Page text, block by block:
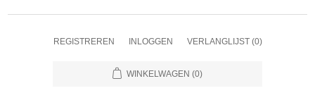
REGISTREREN INLOGGEN VERLANGLIJST (0)
WINKELWAGEN (0)